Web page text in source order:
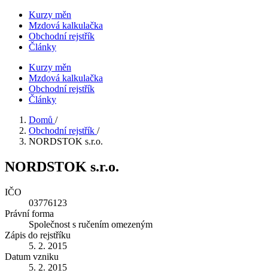
Kurzy měn
Mzdová kalkulačka
Obchodní rejstřík
Články
Kurzy měn
Mzdová kalkulačka
Obchodní rejstřík
Články
Domů /
Obchodní rejstřík /
NORDSTOK s.r.o.
NORDSTOK s.r.o.
IČO
03776123
Právní forma
Společnost s ručením omezeným
Zápis do rejstříku
5. 2. 2015
Datum vzniku
5. 2. 2015